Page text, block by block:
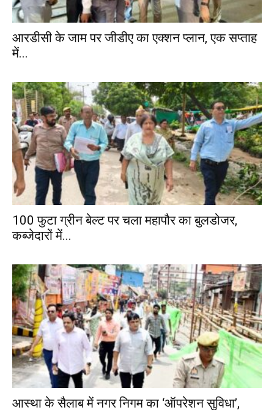
आरडीसी के जाम पर जीडीए का एक्शन प्लान, एक सप्ताह
में...
100 फुटा ग्रीन बेल्ट पर चला महापौर का बुलडोजर,
कब्जेदारों में...
आस्था के सैलाब में नगर निगम का ‘ऑपरेशन सुविधा’,